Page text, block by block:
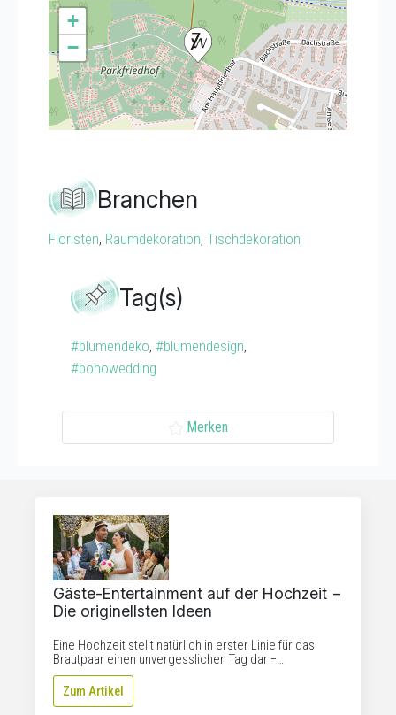
+
−
Branchen
Floristen, Raumdekoration, Tischdekoration
Tag(s)
#blumendeko, #blumendesign,
#bohowedding
Merken
Gäste-Entertainment auf der Hochzeit −
Die originellsten Ideen
Eine Hochzeit stellt natürlich in erster Linie für das
Brautpaar einen unvergesslichen Tag dar −…
Zum Artikel